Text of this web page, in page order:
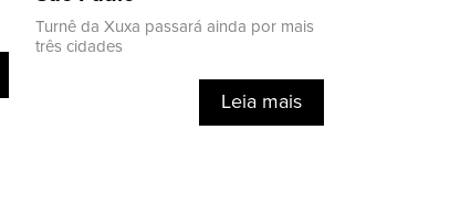
Turnê da Xuxa passará ainda por mais
três cidades
Leia mais